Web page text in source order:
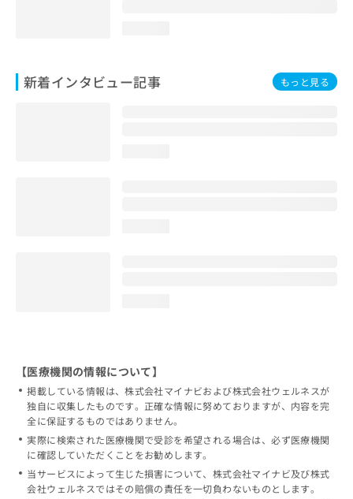
新着インタビュー記事 もっと見る
【医療機関の情報について】
掲載している情報は、株式会社マイナビおよび株式会社ウェルネスが
独自に収集したものです。正確な情報に努めておりますが、内容を完
全に保証するものではありません。
実際に検索された医療機関で受診を希望される場合は、必ず医療機関
に確認していただくことをお勧めします。
当サービスによって生じた損害について、株式会社マイナビ及び株式
会社ウェルネスではその賠償の責任を一切負わないものとします。